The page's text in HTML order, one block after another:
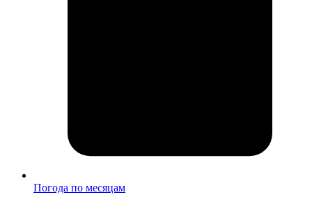
Погода по месяцам